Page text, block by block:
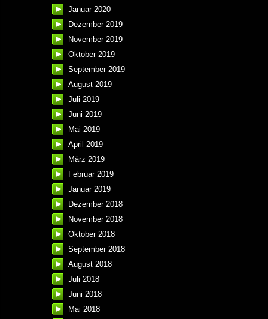
Januar 2020
Dezember 2019
November 2019
Oktober 2019
September 2019
August 2019
Juli 2019
Juni 2019
Mai 2019
April 2019
März 2019
Februar 2019
Januar 2019
Dezember 2018
November 2018
Oktober 2018
September 2018
August 2018
Juli 2018
Juni 2018
Mai 2018